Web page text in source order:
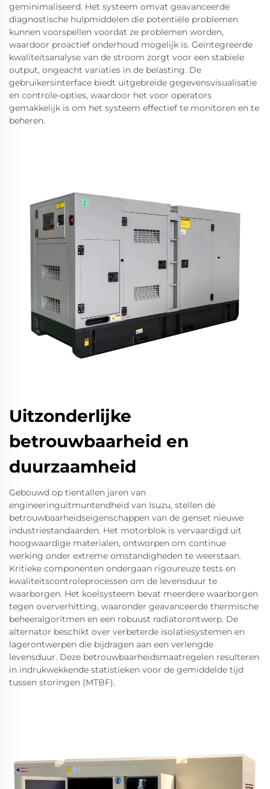
geminimaliseerd. Het systeem omvat geavanceerde
diagnostische hulpmiddelen die potentiële problemen
kunnen voorspellen voordat ze problemen worden,
waardoor proactief onderhoud mogelijk is. Geïntegreerde
kwaliteitsanalyse van de stroom zorgt voor een stabiele
output, ongeacht variaties in de belasting. De
gebruikersinterface biedt uitgebreide gegevensvisualisatie
en controle-opties, waardoor het voor operators
gemakkelijk is om het systeem effectief te monitoren en te
beheren.
Uitzonderlijke
betrouwbaarheid en
duurzaamheid
Gebouwd op tientallen jaren van
engineeringuitmuntendheid van Isuzu, stellen de
betrouwbaarheidseigenschappen van de genset nieuwe
industriestandaarden. Het motorblok is vervaardigd uit
hoogwaardige materialen, ontworpen om continue
werking onder extreme omstandigheden te weerstaan.
Kritieke componenten ondergaan rigoureuze tests en
kwaliteitscontroleprocessen om de levensduur te
waarborgen. Het koelsysteem bevat meerdere waarborgen
tegen oververhitting, waaronder geavanceerde thermische
beheeralgoritmen en een robuust radiatorontwerp. De
alternator beschikt over verbeterde isolatiesystemen en
lagerontwerpen die bijdragen aan een verlengde
levensduur. Deze betrouwbaarheidsmaatregelen resulteren
in indrukwekkende statistieken voor de gemiddelde tijd
tussen storingen (MTBF).